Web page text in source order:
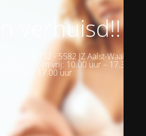
verhuisd!!
Den Hof 152 - 5582 JZ Aalst-Waalre -
Di t/m vrij: 10.00 uur – 17.30 uur
10.00 uur 17.00 uur